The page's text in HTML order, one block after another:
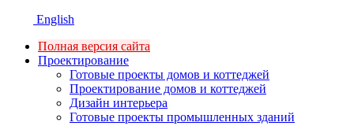
English
Полная версия сайта
Проектирование
Готовые проекты домов и коттеджей
Проектирование домов и коттеджей
Дизайн интерьера
Готовые проекты промышленных зданий